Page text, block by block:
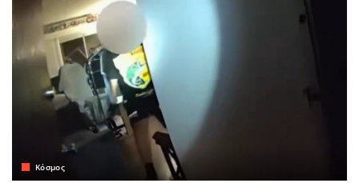
Κόσμος